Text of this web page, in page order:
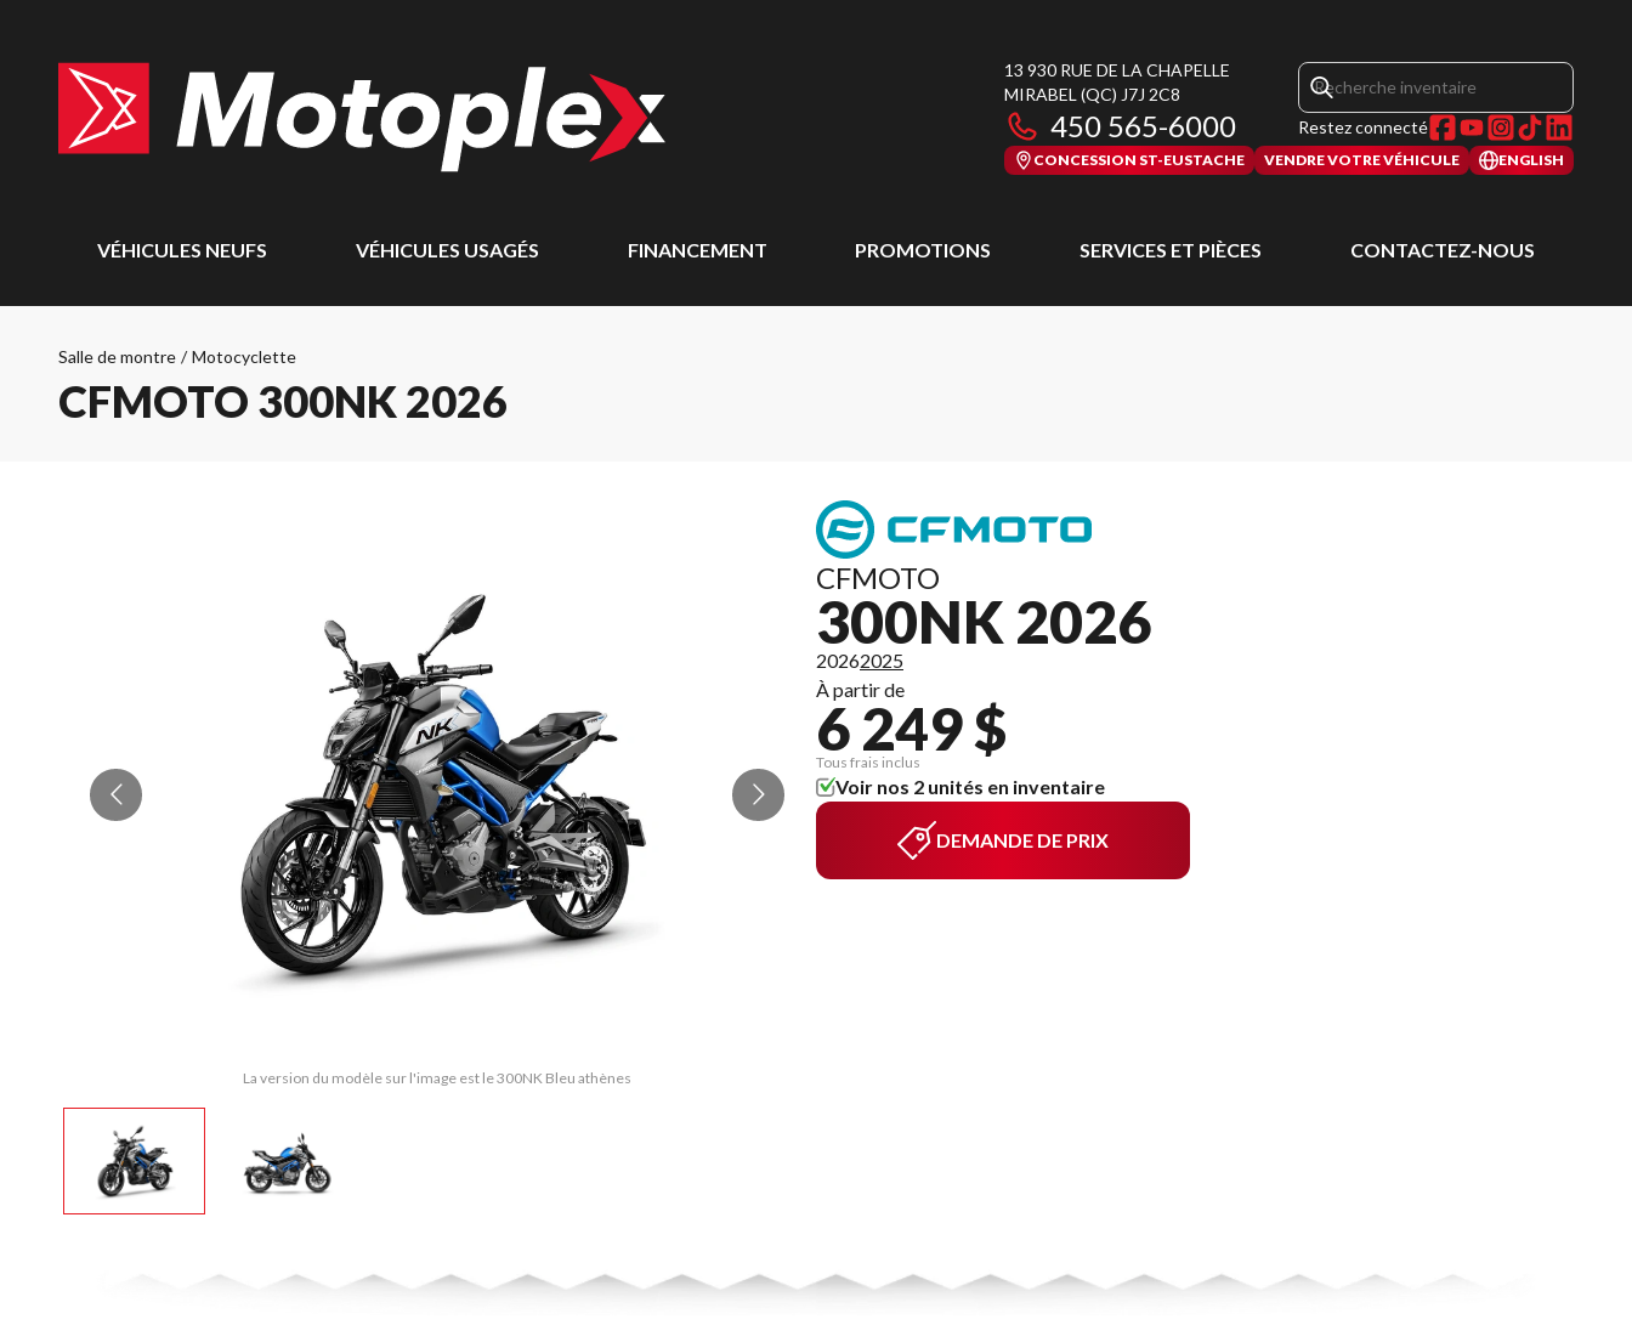
13 930 RUE DE LA CHAPELLE
MIRABEL (QC) J7J 2C8
450 565-6000 Restez connecté
CONCESSION ST-EUSTACHE VENDRE VOTRE VÉHICULE ENGLISH
VÉHICULES NEUFS VÉHICULES USAGÉS FINANCEMENT PROMOTIONS SERVICES ET PIÈCES CONTACTEZ-NOUS
Salle de montre / Motocyclette
CFMOTO 300NK 2026
La version du modèle sur l'image est le 300NK Bleu athènes
CFMOTO
300NK 2026
20262025
À partir de
6 249 $
Tous frais inclus
Voir nos 2 unités en inventaire
DEMANDE DE PRIX